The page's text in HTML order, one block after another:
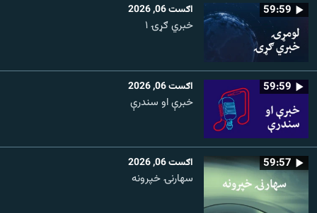
59:59 اګست 06, 2026
خبري ګړۍ ۱
59:59 اګست 06, 2026
خبرې او سندرې
59:57 اګست 06, 2026
سهارنۍ خپرونه